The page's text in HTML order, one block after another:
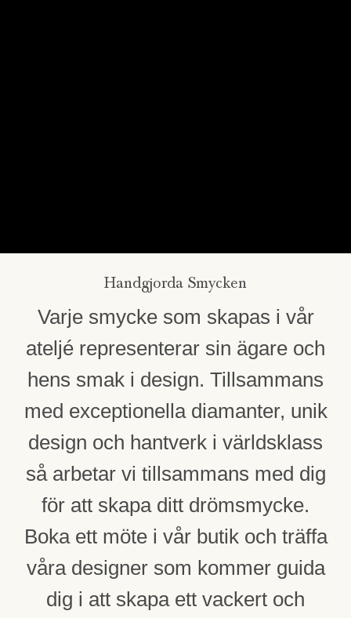
Handgjorda Smycken
Varje smycke som skapas i vår
ateljé representerar sin ägare och
hens smak i design. Tillsammans
med exceptionella diamanter, unik
design och hantverk i världsklass
så arbetar vi tillsammans med dig
för att skapa ditt drömsmycke.
Boka ett möte i vår butik och träffa
våra designer som kommer guida
dig i att skapa ett vackert och